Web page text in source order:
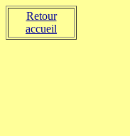
Retour
accueil